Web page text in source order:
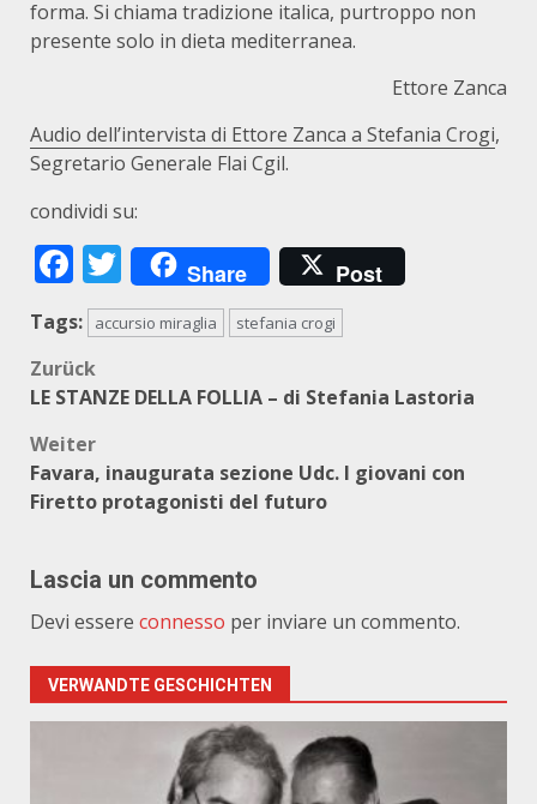
forma. Si chiama tradizione italica, purtroppo non
presente solo in dieta mediterranea.
Ettore Zanca
Audio dell’intervista di Ettore Zanca a Stefania Crogi,
Segretario Generale Flai Cgil.
condividi su:
Facebook
Twitter
Share Post
Tags: accursio miraglia stefania crogi
Beitragsnavigation
Zurück
LE STANZE DELLA FOLLIA – di Stefania Lastoria
Weiter
Favara, inaugurata sezione Udc. I giovani con
Firetto protagonisti del futuro
Lascia un commento
Devi essere connesso per inviare un commento.
VERWANDTE GESCHICHTEN